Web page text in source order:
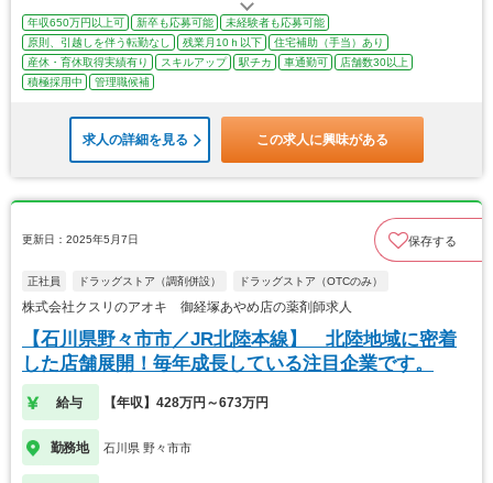
年収650万円以上可 新卒も応募可能
未経験者も応募可能
原則、引越しを伴う転勤なし
残業月10ｈ以下
住宅補助（手当）あり
産休・育休取得実績有り
スキルアップ 駅チカ 車通勤可
店舗数30以上
積極採用中
管理職候補
求人の詳細を見る この求人に興味がある
更新日：2025年5月7日 保存する
正社員 ドラッグストア（調剤併設） ドラッグストア（OTCのみ）
株式会社クスリのアオキ 御経塚あやめ店の薬剤師求人
【石川県野々市市／JR北陸本線】 北陸地域に密着
した店舗展開！毎年成長している注目企業です。
給与 【年収】428万円～673万円
勤務地 石川県 野々市市